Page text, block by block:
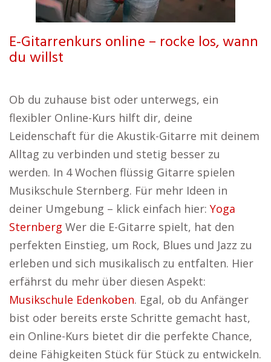
E-Gitarrenkurs online – rocke los, wann
du willst
Ob du zuhause bist oder unterwegs, ein
flexibler Online-Kurs hilft dir, deine
Leidenschaft für die Akustik-Gitarre mit deinem
Alltag zu verbinden und stetig besser zu
werden. In 4 Wochen flüssig Gitarre spielen
Musikschule Sternberg. Für mehr Ideen in
deiner Umgebung – klick einfach hier: Yoga
Sternberg Wer die E-Gitarre spielt, hat den
perfekten Einstieg, um Rock, Blues und Jazz zu
erleben und sich musikalisch zu entfalten. Hier
erfährst du mehr über diesen Aspekt:
Musikschule Edenkoben. Egal, ob du Anfänger
bist oder bereits erste Schritte gemacht hast,
ein Online-Kurs bietet dir die perfekte Chance,
deine Fähigkeiten Stück für Stück zu entwickeln.